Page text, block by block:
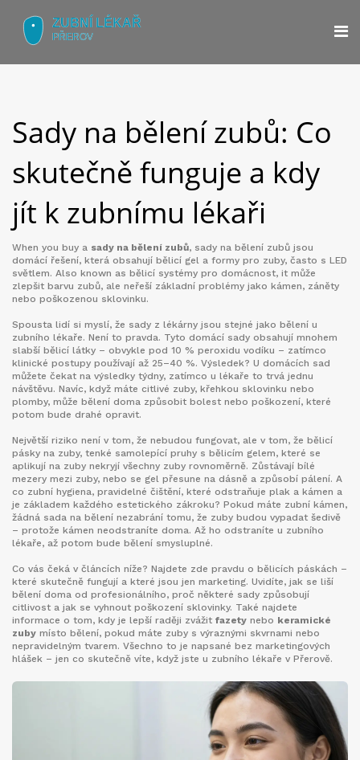
Sady na bělení zubů: Co
skutečně funguje a kdy
jít k zubnímu lékaři
When you buy a sady na bělení zubů, sady na bělení zubů jsou
domácí řešení, která obsahují bělicí gel a formy pro zuby, často s LED
světlem. Also known as bělicí systémy pro domácnost, it může
zlepšit barvu zubů, ale neřeší základní problémy jako kámen, záněty
nebo poškozenou sklovinku.
Spousta lidí si myslí, že sady z lékárny jsou stejné jako bělení u
zubního lékaře. Není to pravda. Tyto domácí sady obsahují mnohem
slabší bělicí látky – obvykle pod 10 % peroxidu vodíku – zatímco
klinické postupy používají až 25–40 %. Výsledek? U domácích sad
můžete čekat na výsledky týdny, zatímco u lékaře to trvá jednu
návštěvu. Navíc, když máte citlivé zuby, křehkou sklovinku nebo
plomby, může bělení doma způsobit bolest nebo poškození, které
potom bude drahé opravit.
Největší riziko není v tom, že nebudou fungovat, ale v tom, že bělicí
pásky na zuby, tenké samolepící pruhy s bělicím gelem, které se
aplikují na zuby nekryjí všechny zuby rovnoměrně. Zůstávají bílé
mezery mezi zuby, nebo se gel přesune na dásně a způsobí pálení. A
co zubní hygiena, pravidelné čištění, které odstraňuje plak a kámen a
je základem každého estetického zákroku? Pokud máte zubní kámen,
žádná sada na bělení nezabrání tomu, že zuby budou vypadat šedivě
– protože kámen neodstraníte doma. Až ho odstraníte u zubního
lékaře, až potom bude bělení smysluplné.
Co vás čeká v článcích níže? Najdete zde pravdu o bělicích páskách –
které skutečně fungují a které jsou jen marketing. Uvidíte, jak se liší
bělení doma od profesionálního, proč některé sady způsobují
citlivost a jak se vyhnout poškození sklovinky. Také najdete
informace o tom, kdy je lepší raději zvážit fazety nebo keramické
zuby místo bělení, pokud máte zuby s výraznými skvrnami nebo
nepravidelným tvarem. Všechno to je napsané bez marketingových
hlášek – jen co skutečně víte, když jste u zubního lékaře v Přerově.